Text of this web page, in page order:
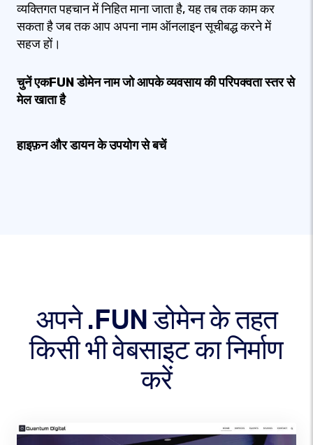
व्यक्तिगत पहचान में निहित माना जाता है, यह तब तक काम कर
सकता है जब तक आप अपना नाम ऑनलाइन सूचीबद्ध करने में
सहज हों।
चुनें एकFUN डोमेन नाम जो आपके व्यवसाय की परिपक्वता स्तर से
मेल खाता है
हाइफ़न और डायन के उपयोग से बचें
अपने .FUN डोमेन के तहत
किसी भी वेबसाइट का निर्माण
करें